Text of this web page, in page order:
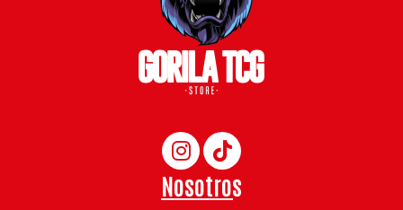
Nosotros